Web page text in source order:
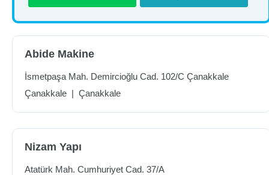
Abide Makine
İsmetpaşa Mah. Demircioğlu Cad. 102/C Çanakkale
Çanakkale | Çanakkale
Nizam Yapı
Atatürk Mah. Cumhuriyet Cad. 37/A